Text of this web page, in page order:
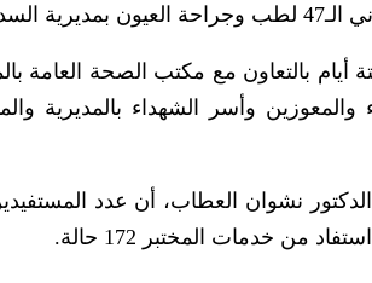
محافظة إب.
بالتعاون مع مكتب الصحة العامة
وأسر الشهداء بالمديرية
من خدمات المختبر 172 حالة.